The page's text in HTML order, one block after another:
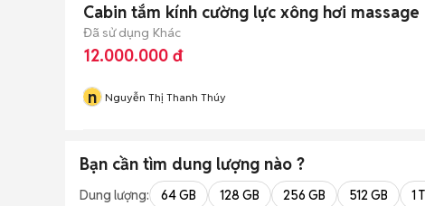
Cabin tắm kính cường lực xông hơi massage
Đã sử dụng Khác
12.000.000 đ
n Nguyễn Thị Thanh Thúy
Bạn cần tìm dung lượng nào ?
Dung lượng: 64 GB 128 GB 256 GB 512 GB 1